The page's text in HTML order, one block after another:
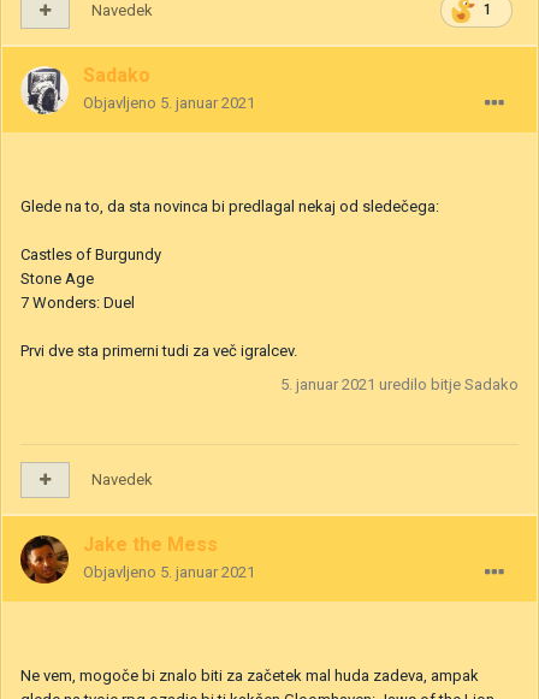
1
Navedek
Sadako
Objavljeno 5. januar 2021
Glede na to, da sta novinca bi predlagal nekaj od sledečega:
Castles of Burgundy
Stone Age
7 Wonders: Duel
Prvi dve sta primerni tudi za več igralcev.
5. januar 2021 uredilo bitje Sadako
Navedek
Jake the Mess
Objavljeno 5. januar 2021
Ne vem, mogoče bi znalo biti za začetek mal huda zadeva, ampak